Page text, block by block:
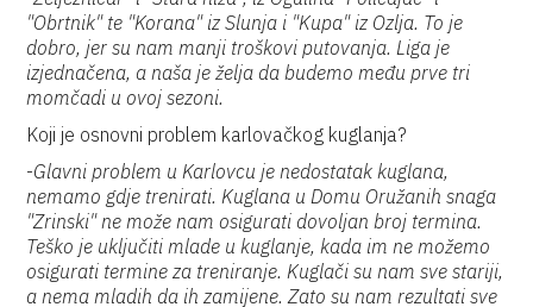
"Obrtnik" te "Korana" iz Slunja i "Kupa" iz Ozlja. To je
dobro, jer su nam manji troškovi putovanja. Liga je
izjednačena, a naša je želja da budemo među prve tri
momčadi u ovoj sezoni.
Koji je osnovni problem karlovačkog kuglanja?
-Glavni problem u Karlovcu je nedostatak kuglana,
nemamo gdje trenirati. Kuglana u Domu Oružanih snaga
"Zrinski" ne može nam osigurati dovoljan broj termina.
Teško je uključiti mlade u kuglanje, kada im ne možemo
osigurati termine za treniranje. Kuglači su nam sve stariji,
a nema mladih da ih zamijene. Zato su nam rezultati sve